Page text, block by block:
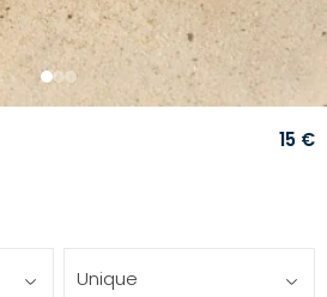
1 23
15 €
Unique